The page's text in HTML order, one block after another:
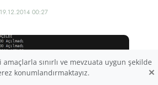
00:27
sınırlı ve mevzuata uygun şekilde
konumlandırmaktayız.
×